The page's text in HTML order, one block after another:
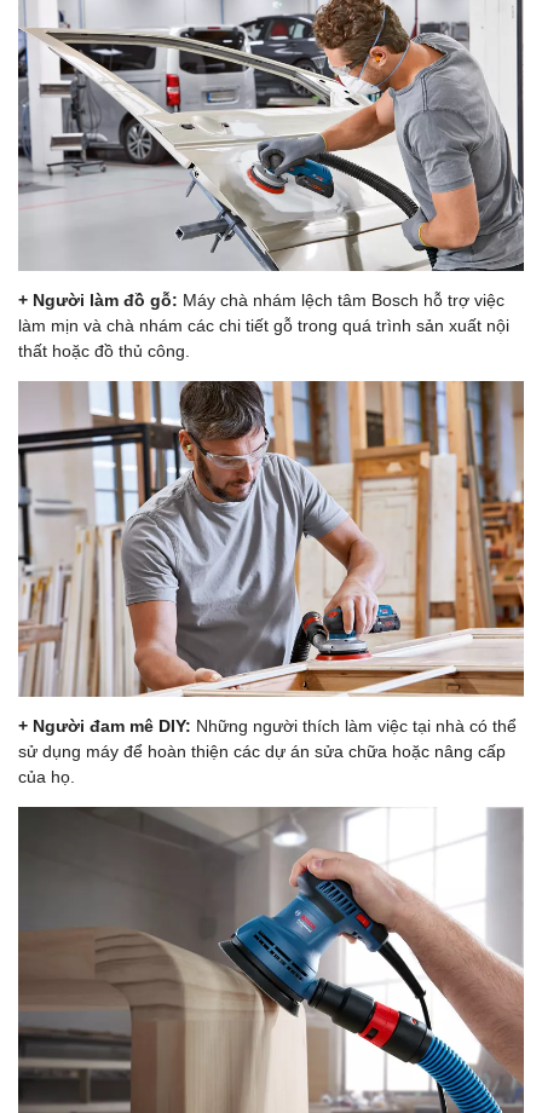
+ Người làm đồ gỗ: Máy chà nhám lệch tâm Bosch hỗ trợ việc
làm mịn và chà nhám các chi tiết gỗ trong quá trình sản xuất nội
thất hoặc đồ thủ công.
+ Người đam mê DIY: Những người thích làm việc tại nhà có thể
sử dụng máy để hoàn thiện các dự án sửa chữa hoặc nâng cấp
của họ.